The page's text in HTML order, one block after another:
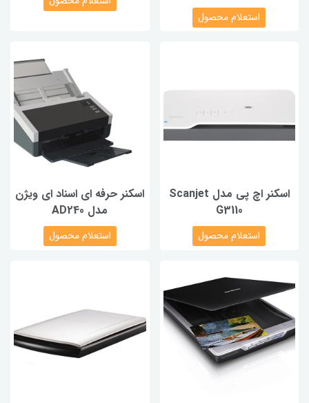
استعلام محصول
اسکنر اچ پی مدل Scanjet
G3110
استعلام محصول
اسکنر حرفه ای اسناد ای ویژن
مدل AD240
استعلام محصول